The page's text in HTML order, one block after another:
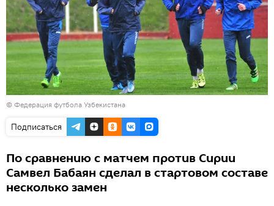
© Федерация футбола Узбекистана
Подписаться
По сравнению с матчем против Сирии
Самвел Бабаян сделал в стартовом составе
несколько замен